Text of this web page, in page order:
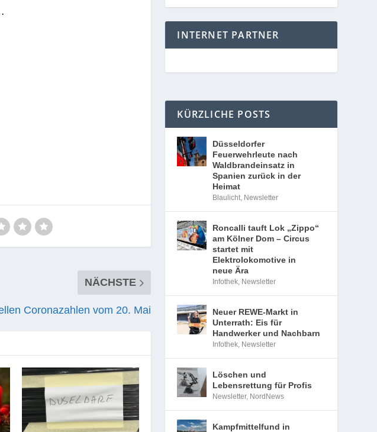
NÄCHSTE
Coronazahlen vom 20. Mai
INTERNET PARTNER
KÜRZLICHE POSTS
Düsseldorfer
Feuerwehrleute nach
Waldbrandeinsatz in
Spanien zurück in der
Heimat
Blaulicht, Newsletter
Roncalli tauft Lok „Zippo“
am Kölner Dom – Circus
startet mit
Elektrolokomotive in
neue Ära
Infothek, Newsletter
Neuer REWE-Markt in
Unterrath: Eis für
Handwerker und Nachbarn
Infothek, Newsletter
Löschen und
Lebensrettung für Profis
Newsletter, NordNews
Kampfmittelfund in